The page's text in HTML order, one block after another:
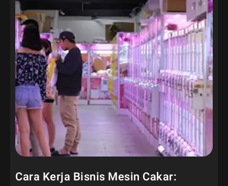
Cara Kerja Bisnis Mesin Cakar: